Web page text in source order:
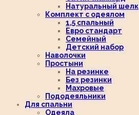
Натуральный шелк
Комплект с одеялом
1,5 спальный
Евро стандарт
Семейный
Детский набор
Наволочки
Простыни
На резинке
Без резинки
Махровые
Пододеяльники
Для спальни
Одеяла